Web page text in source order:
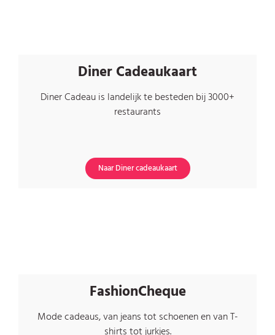
Diner Cadeaukaart
Diner Cadeau is landelijk te besteden bij 3000+
restaurants
Naar Diner cadeaukaart
FashionCheque
Mode cadeaus, van jeans tot schoenen en van T-
shirts tot jurkjes.